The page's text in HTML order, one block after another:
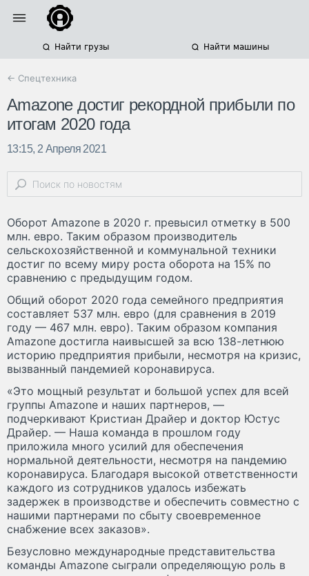
Найти грузы Найти машины
← Спецтехника
Amazone достиг рекордной прибыли по
итогам 2020 года
13:15, 2 Апреля 2021
Оборот Amazone в 2020 г. превысил отметку в 500
млн. евро. Таким образом производитель
сельскохозяйственной и коммунальной техники
достиг по всему миру роста оборота на 15% по
сравнению с предыдущим годом.
Общий оборот 2020 года семейного предприятия
составляет 537 млн. ​​евро (для сравнения в 2019
году — 467 млн. ​​евро). Таким образом компания
Amazone достигла наивысшей за всю 138-летнюю
историю предприятия прибыли, несмотря на кризис,
вызванный пандемией коронавируса.
«Это мощный результат и большой успех для всей
группы Amazone и наших партнеров, —
подчеркивают Кристиан Драйер и доктор Юстус
Драйер. — Наша команда в прошлом году
приложила много усилий для обеспечения
нормальной деятельности, несмотря на пандемию
коронавируса. Благодаря высокой ответственности
каждого из сотрудников удалось избежать
задержек в производстве и обеспечить совместно с
нашими партнерами по сбыту своевременное
снабжение всех заказов».
Безусловно международные представительства
команды Amazone сыграли определяющую роль в